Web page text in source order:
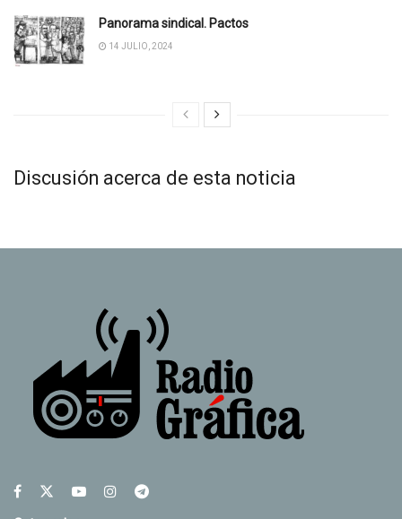
Panorama sindical. Pactos
14 JULIO, 2024
Discusión acerca de esta noticia